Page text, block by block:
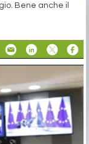
Bene anche il